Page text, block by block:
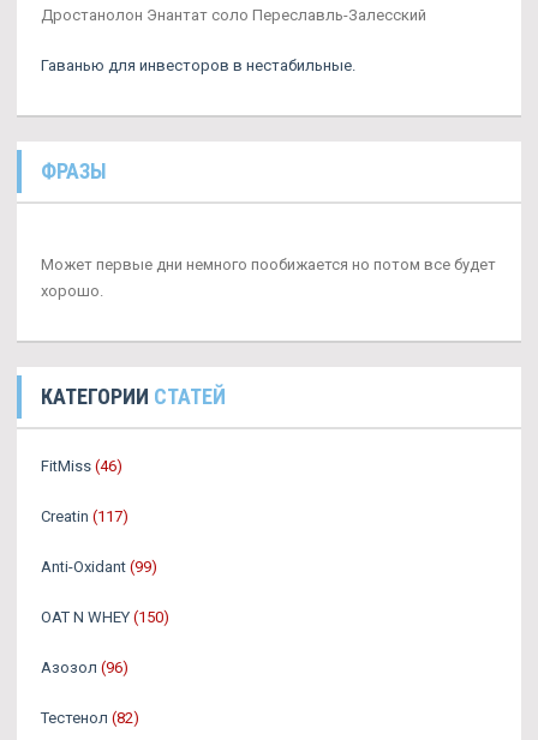
Дростанолон Энантат соло Переславль-Залесский
Гаванью для инвесторов в нестабильные.
ФРАЗЫ
Может первые дни немного пообижается но потом все будет
хорошо.
КАТЕГОРИИ СТАТЕЙ
FitMiss (46)
Creatin (117)
Anti-Oxidant (99)
OAT N WHEY (150)
Азозол (96)
Тестенол (82)